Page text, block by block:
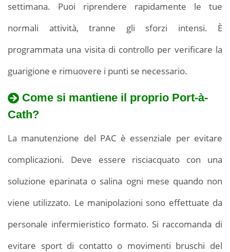
settimana. Puoi riprendere rapidamente le tue
normali attività, tranne gli sforzi intensi. È
programmata una visita di controllo per verificare la
guarigione e rimuovere i punti se necessario.
Come si mantiene il proprio Port-à-
Cath?
La manutenzione del PAC è essenziale per evitare
complicazioni. Deve essere risciacquato con una
soluzione eparinata o salina ogni mese quando non
viene utilizzato. Le manipolazioni sono effettuate da
personale infermieristico formato. Si raccomanda di
evitare sport di contatto o movimenti bruschi del